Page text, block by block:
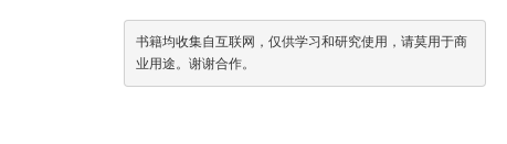
书籍均收集自互联网，仅供学习和研究使用，请莫用于商
业用途。谢谢合作。